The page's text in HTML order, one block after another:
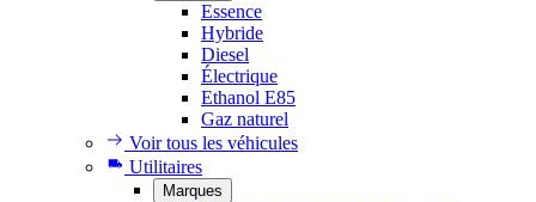
Essence
Hybride
Diesel
Électrique
Ethanol E85
Gaz naturel
Voir tous les véhicules
Utilitaires
Marques